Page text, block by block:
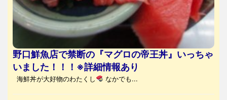
野口鮮魚店で禁断の『マグロの帝王丼』いっちゃ
いました！！！※詳細情報あり
海鮮丼が大好物のわたくし なかでも...